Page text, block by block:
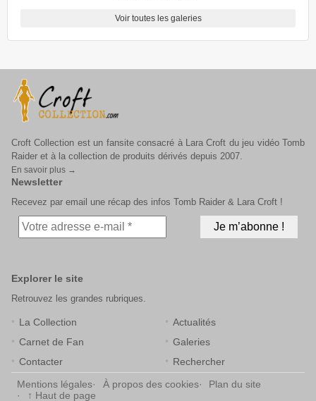
Voir toutes les galeries
Croft Collection est un fansite consacré à Lara Croft du jeu vidéo Tomb
Raider et à la collection de produits dérivés depuis 2007.
En savoir plus →
Newsletter
Recevez par email une récap des infos Tomb Raider & Lara Croft !
Explorer le site
Retrouvez les grandes rubriques.
La Collection
Actualités
Carnet de Fan
Galeries
Contacter
Rechercher
Mentions légales À propos des cookies
Plan du site
↑ Haut de page